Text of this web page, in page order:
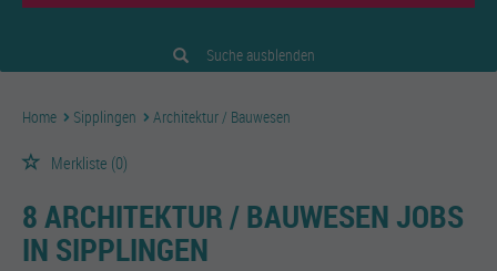
Suche ausblenden
Home Sipplingen Architektur / Bauwesen
Merkliste (0)
8 ARCHITEKTUR / BAUWESEN JOBS
IN SIPPLINGEN